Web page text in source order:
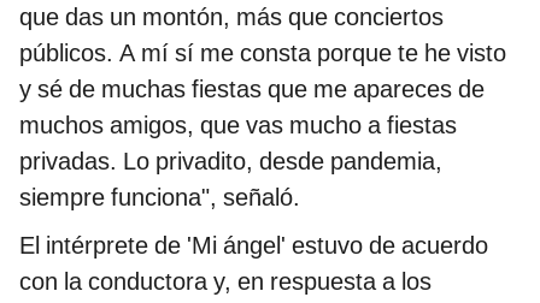
que das un montón, más que conciertos
públicos. A mí sí me consta porque te he visto
y sé de muchas fiestas que me apareces de
muchos amigos, que vas mucho a fiestas
privadas. Lo privadito, desde pandemia,
siempre funciona", señaló.
El intérprete de 'Mi ángel' estuvo de acuerdo
con la conductora y, en respuesta a los